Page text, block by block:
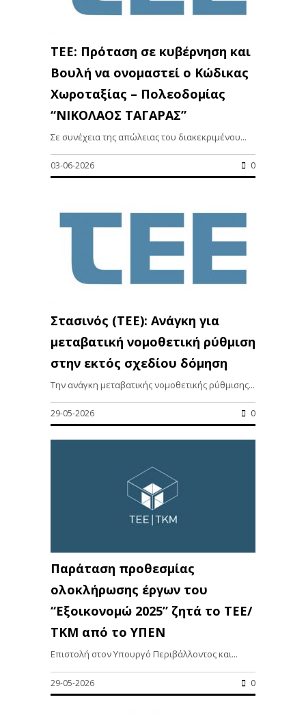
ΤΕΕ: Πρόταση σε κυβέρνηση και
Βουλή να ονομαστεί ο Κώδικας
Χωροταξίας – Πολεοδομίας
“ΝΙΚΟΛΑΟΣ ΤΑΓΑΡΑΣ”
Σε συνέχεια της απώλειας του διακεκριμένου...
03-06-2026 0
Στασινός (ΤΕΕ): Ανάγκη για
μεταβατική νομοθετική ρύθμιση
στην εκτός σχεδίου δόμηση
Την ανάγκη μεταβατικής νομοθετικής ρύθμισης...
29-05-2026 0
Παράταση προθεσμίας
ολοκλήρωσης έργων του
“Εξοικονομώ 2025” ζητά το ΤΕΕ/
ΤΚΜ από το ΥΠΕΝ
Επιστολή στον Υπουργό Περιβάλλοντος και...
29-05-2026 0